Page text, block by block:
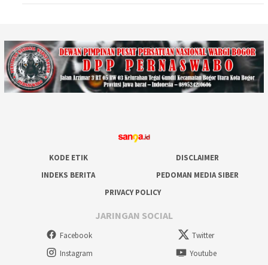
KODE ETIK
DISCLAIMER
INDEKS BERITA
PEDOMAN MEDIA SIBER
PRIVACY POLICY
JARINGAN SOCIAL
Facebook
Twitter
Instagram
Youtube